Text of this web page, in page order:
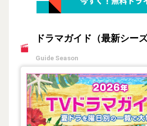
ドラマガイド（最新シーズ
Guide Season
【2026年夏】TVドラマガイド